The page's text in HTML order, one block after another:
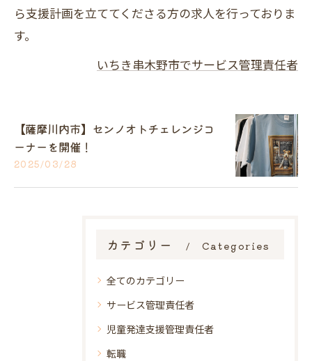
ら支援計画を立ててくださる方の求人を行っておりま
す。
いちき串木野市でサービス管理責任者
【薩摩川内市】センノオトチェレンジコ
ーナーを開催！
2025/03/28
カテゴリー Categories
全てのカテゴリー
サービス管理責任者
児童発達支援管理責任者
転職